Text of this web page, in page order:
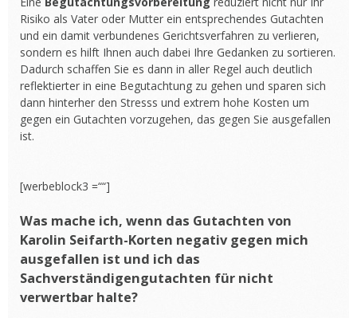
Risiko als Vater oder Mutter ein entsprechendes Gutachten
und ein damit verbundenes Gerichtsverfahren zu verlieren,
sondern es hilft Ihnen auch dabei Ihre Gedanken zu sortieren.
Dadurch schaffen Sie es dann in aller Regel auch deutlich
reflektierter in eine Begutachtung zu gehen und sparen sich
dann hinterher den Stresss und extrem hohe Kosten um
gegen ein Gutachten vorzugehen, das gegen Sie ausgefallen
ist.
[werbeblock3 =““]
Was mache ich, wenn das Gutachten von
Karolin Seifarth-Korten negativ gegen mich
ausgefallen ist und ich das
Sachverständigengutachten für nicht
verwertbar halte?